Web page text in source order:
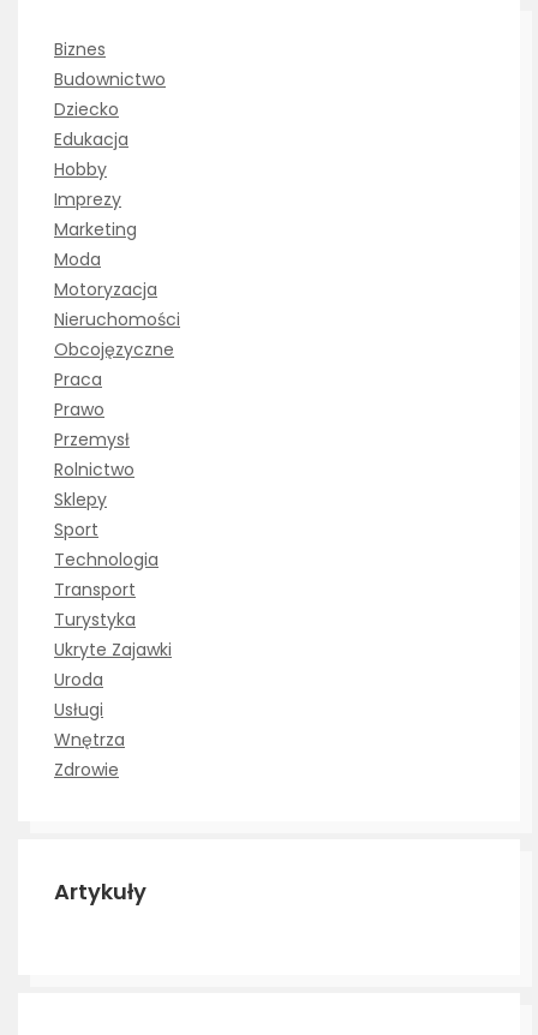
Biznes
Budownictwo
Dziecko
Edukacja
Hobby
Imprezy
Marketing
Moda
Motoryzacja
Nieruchomości
Obcojęzyczne
Praca
Prawo
Przemysł
Rolnictwo
Sklepy
Sport
Technologia
Transport
Turystyka
Ukryte Zajawki
Uroda
Usługi
Wnętrza
Zdrowie
Artykuły